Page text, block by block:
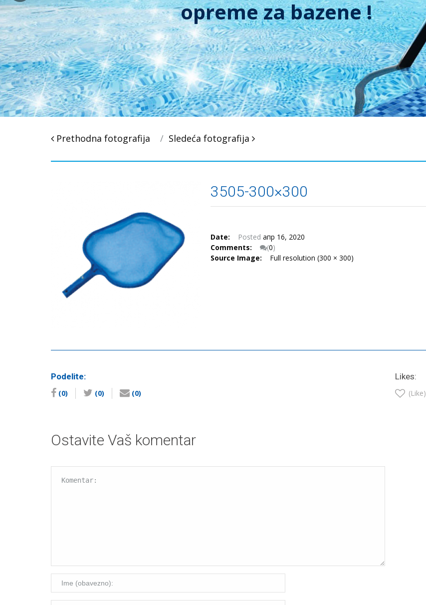
opreme za bazene !
Post
Prethodna fotografija Sledeća fotografija
3505-300×300
Date: Posted апр 16, 2020
Comments:
(0)
Source Image:
Full resolution (300 × 300)
Podelite:
(0) (0) (0)
Likes:
(Like)
Ostavite Vaš komentar